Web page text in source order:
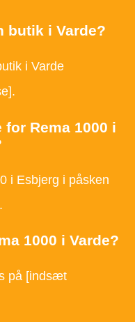
butik i Varde?
i Varde
Rema 1000 i
i Esbjerg i påsken
1000 i Varde?
på [indsæt